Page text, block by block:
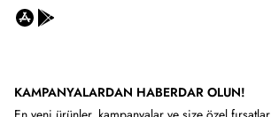
KAMPANYALARDAN HABERDAR OLUN!